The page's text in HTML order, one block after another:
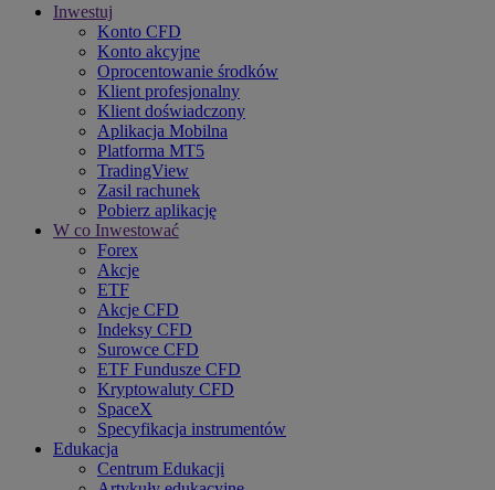
Inwestuj
Konto CFD
Konto akcyjne
Oprocentowanie środków
Klient profesjonalny
Klient doświadczony
Aplikacja Mobilna
Platforma MT5
TradingView
Zasil rachunek
Pobierz aplikację
W co Inwestować
Forex
Akcje
ETF
Akcje CFD
Indeksy CFD
Surowce CFD
ETF Fundusze CFD
Kryptowaluty CFD
SpaceX
Specyfikacja instrumentów
Edukacja
Centrum Edukacji